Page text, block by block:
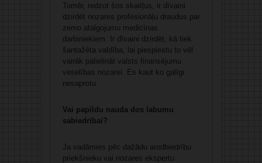
Tomēr, redzot šos skaitļus, ir dīvaini
dzirdēt nozares profesionāļu draudus par
zemo atalgojumu medicīnas
darbiniekiem. Ir dīvaini dzirdēt, kā tiek
šantažēta valdība, lai piespiestu to vēl
vairāk palielināt valsts finansējumu
veselības nozarei. Es kaut ko galīgi
nesaprotu.
Vai papildu nauda dos labumu
sabiedrībai?
Ja vadāmies pēc dažādu arodbiedrību
priekšnieku vai nozares ekspertu